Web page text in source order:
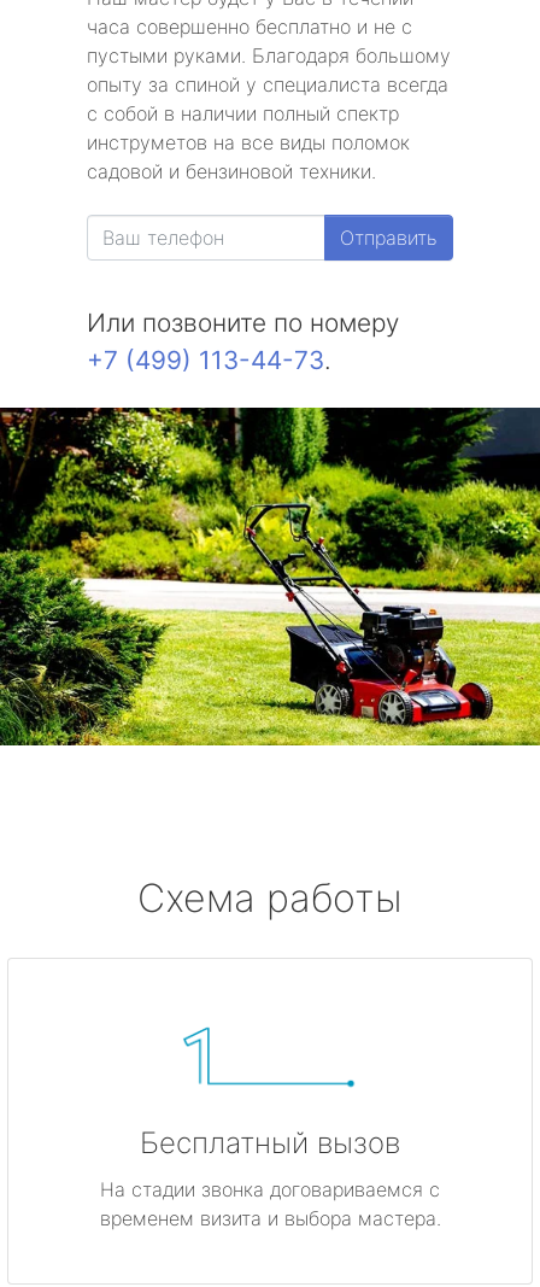
часа совершенно бесплатно и не с
пустыми руками. Благодаря большому
опыту за спиной у специалиста всегда
с собой в наличии полный спектр
инструметов на все виды поломок
садовой и бензиновой техники.
Отправить
Или позвоните по номеру
+7 (499) 113-44-73.
Схема работы
Бесплатный вызов
На стадии звонка договариваемся с
временем визита и выбора мастера.